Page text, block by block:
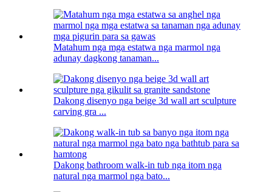
Matahum nga mga estatwa nga marmol nga
adunay dagkong tanaman...
Dakong disenyo nga beige 3d wall art sculpture
carving gra ...
Dakong bathroom walk-in tub nga itom nga
natural nga marmol nga bato...